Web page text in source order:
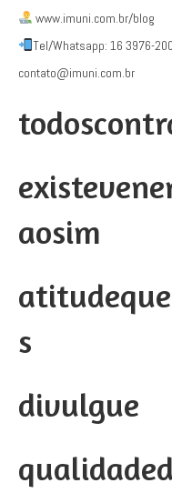
www.imuni.com.br/blog
Tel/Whatsapp: 16 3976-
contato@imuni.com.br
aosim
s
divulgue